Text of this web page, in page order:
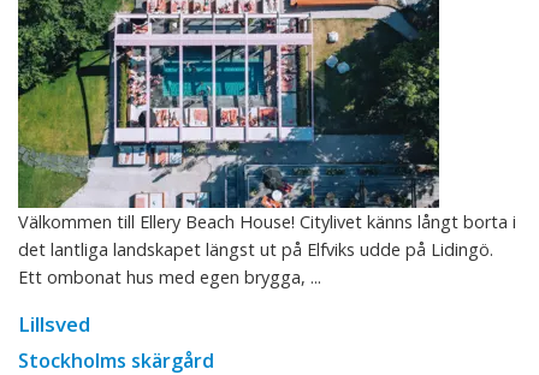
Välkommen till Ellery Beach House! Citylivet känns långt borta i
det lantliga landskapet längst ut på Elfviks udde på Lidingö.
Ett ombonat hus med egen brygga, ...
Lillsved
Stockholms skärgård